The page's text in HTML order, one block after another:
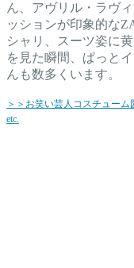
ん、アヴリル・ラヴ
ッションが印象的な
シャリ、スーツ姿に
を見た瞬間、ぱっと
んも数多くいます。
＞＞お笑い芸人コスチュー
etc.